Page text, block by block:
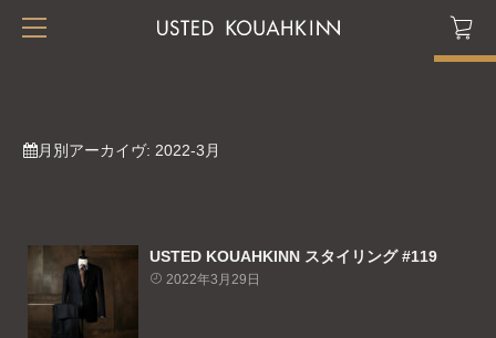
月別アーカイヴ: 2022-3月
USTED KOUAHKINN スタイリング #119
2022年3月29日